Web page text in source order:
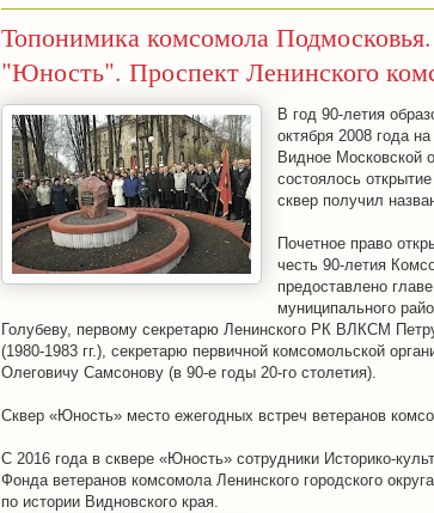
Топонимика комсомола
"Юность". Проспект Ленинского
В год 90-летия
октября 2008 года
Видное Московской
состоялось
сквер получил
Почетное право
честь 90-летия
предоставлено
муниципального
Голубеву, первому секретарю Ленинского РК ВЛКСМ
(1980-1983 гг.), секретарю первичной комсомольской
Олеговичу Самсонову (в 90-е годы 20-го столетия).
Сквер «Юность» место ежегодных встреч ветеранов
С 2016 года в сквере «Юность» сотрудники Историко-
Фонда ветеранов комсомола Ленинского городского
по истории Видновского края.